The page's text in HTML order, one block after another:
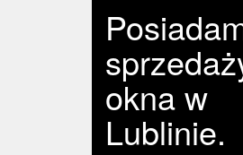
okna w
Lublinie.